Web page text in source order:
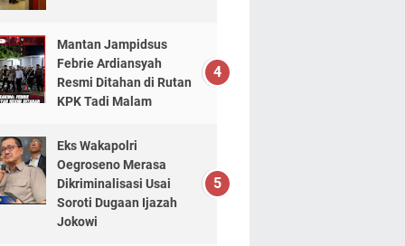
Mantan Jampidsus
Febrie Ardiansyah
Resmi Ditahan di Rutan
KPK Tadi Malam
Eks Wakapolri
Oegroseno Merasa
Dikriminalisasi Usai
Soroti Dugaan Ijazah
Jokowi